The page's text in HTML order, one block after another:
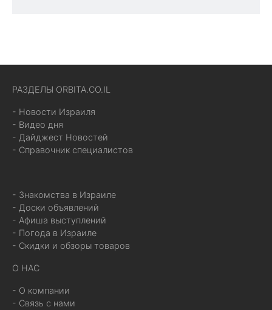
РАЗДЕЛЫ ORBITA.CO.IL
- Новости Израиля
- Видео дня
- Дайджест Новостей
- Справочник специалистов
- Знакомства в Израиле
- Доски объявлений
- Афиша выступлений
- Погода в Израиле
- Скидки и обзоры товаров
О НАС
- О компании
- Связь с нами